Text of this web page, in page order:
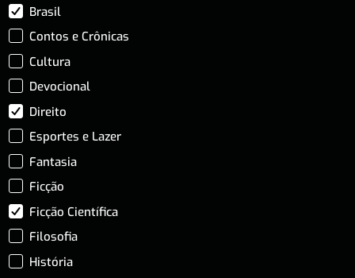
Brasil
Contos e Crônicas
Cultura
Devocional
Direito
Esportes e Lazer
Fantasia
Ficção
Ficção Científica
Filosofia
História